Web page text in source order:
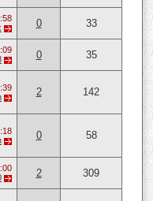
0 33
0 35
2 142
0 58
2 309